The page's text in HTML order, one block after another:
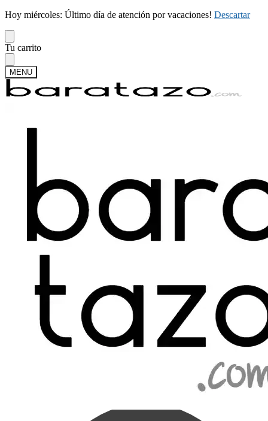
Hoy miércoles: Último día de atención por vacaciones! Descartar
Skip
to
navigation
Skip
to
content
Tu carrito
MENU
Mi cuenta